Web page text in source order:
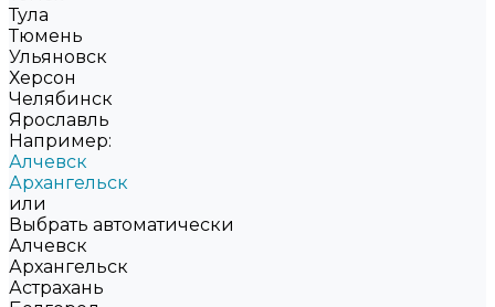
Тула
Тюмень
Ульяновск
Херсон
Челябинск
Ярославль
Например:
Алчевск
Архангельск
или
Выбрать автоматически
Алчевск
Архангельск
Астрахань